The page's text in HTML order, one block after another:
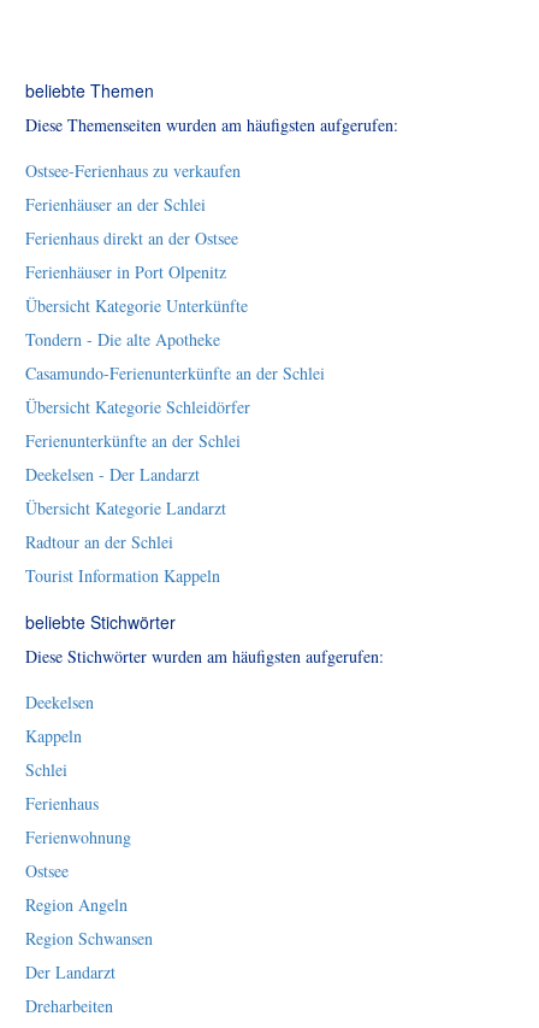
beliebte Themen
Diese Themenseiten wurden am häufigsten aufgerufen:
Ostsee-Ferienhaus zu verkaufen
Ferienhäuser an der Schlei
Ferienhaus direkt an der Ostsee
Ferienhäuser in Port Olpenitz
Übersicht Kategorie Unterkünfte
Tondern - Die alte Apotheke
Casamundo-Ferienunterkünfte an der Schlei
Übersicht Kategorie Schleidörfer
Ferienunterkünfte an der Schlei
Deekelsen - Der Landarzt
Übersicht Kategorie Landarzt
Radtour an der Schlei
Tourist Information Kappeln
beliebte Stichwörter
Diese Stichwörter wurden am häufigsten aufgerufen:
Deekelsen
Kappeln
Schlei
Ferienhaus
Ferienwohnung
Ostsee
Region Angeln
Region Schwansen
Der Landarzt
Dreharbeiten